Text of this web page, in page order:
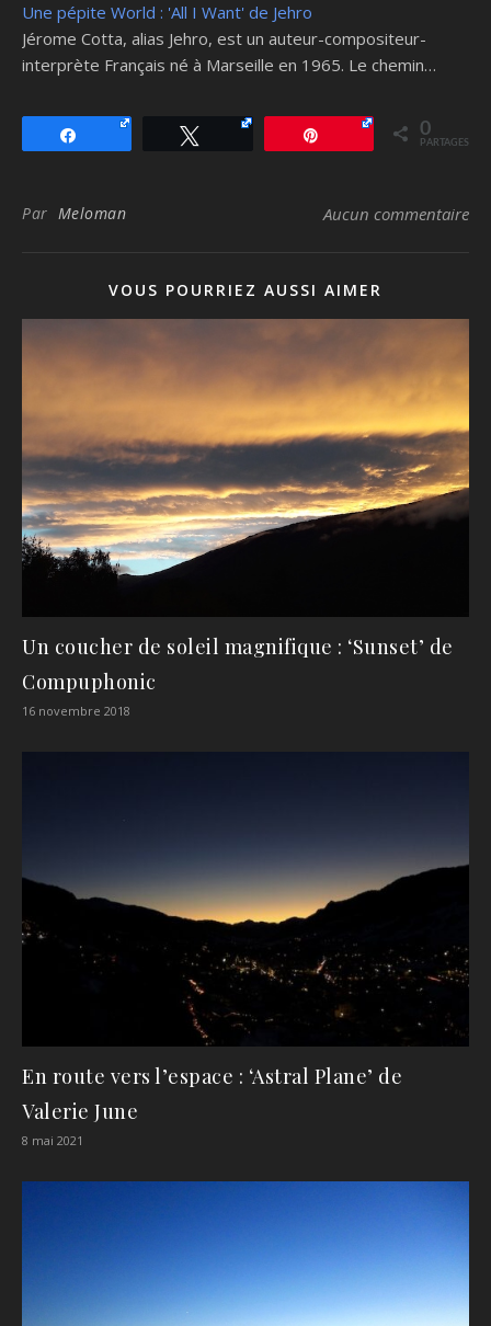
Une pépite World : 'All I Want' de Jehro
Jérome Cotta, alias Jehro, est un auteur-compositeur-
interprète Français né à Marseille en 1965. Le chemin…
0
PARTAGES
Par Meloman Aucun commentaire
VOUS POURRIEZ AUSSI AIMER
Un coucher de soleil magnifique : ‘Sunset’ de
Compuphonic
16 novembre 2018
En route vers l’espace : ‘Astral Plane’ de
Valerie June
8 mai 2021